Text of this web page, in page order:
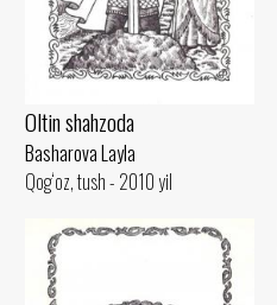
Oltin shahzoda
Basharova Layla
Qog‘oz, tush - 2010 yil